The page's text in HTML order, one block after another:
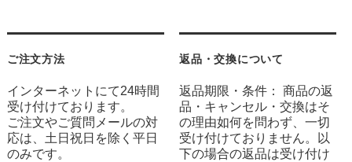
ご注文方法
インターネットにて24時間
受け付けております。
ご注文やご質問メールの対
応は、土日祝日を除く平日
のみです。
返品・交換について
返品期限・条件： 商品の返
品・キャンセル・交換はそ
の理由如何を問わず、一切
受け付けておりません。以
下の場合の返品は受け付け